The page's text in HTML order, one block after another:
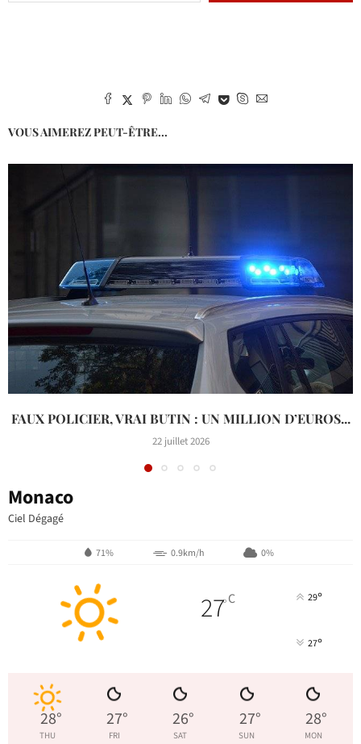
VOUS AIMEREZ PEUT-ÊTRE...
FAUX POLICIER, VRAI BUTIN : UN MILLION D’EUROS...
22 juillet 2026
Monaco
Ciel Dégagé
71% 0.9km/h 0%
27°C 29°
27°
28°
THU
27°
FRI
26°
SAT
27°
SUN
28°
MON